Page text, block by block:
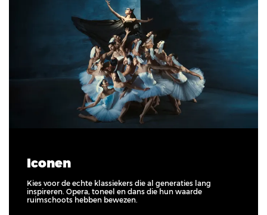
Iconen
Kies voor de echte klassiekers die al generaties lang
inspireren. Opera, toneel en dans die hun waarde
ruimschoots hebben bewezen.